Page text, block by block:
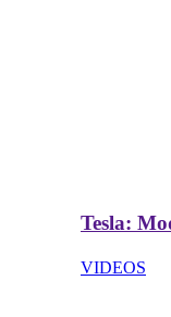
Tesla:
VIDEOS